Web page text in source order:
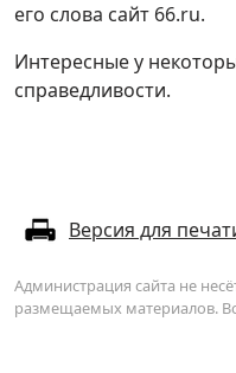
его слова сайт 66.ru.
Интересные у
справедливости.
Версия для
Администрация сайта не
размещаемых материалов.